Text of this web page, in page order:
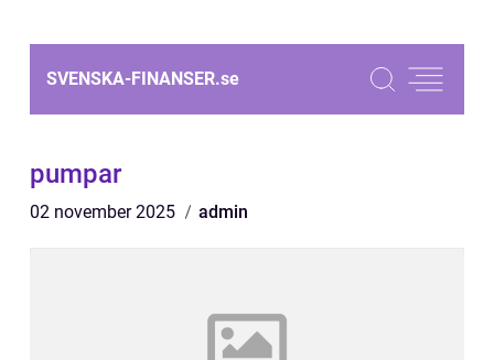
SVENSKA-FINANSER.se
pumpar
02 november 2025 admin